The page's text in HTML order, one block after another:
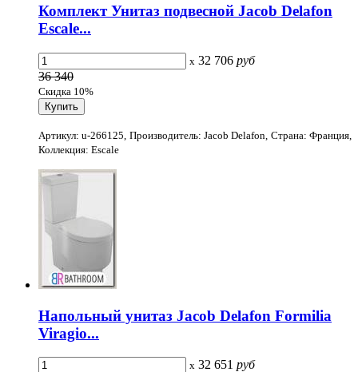
Комплект Унитаз подвесной Jacob Delafon
Escale...
x 32 706 руб
36 340
Скидка 10%
Артикул: u-266125, Производитель: Jacob Delafon, Страна: Франция,
Коллекция: Escale
Напольный унитаз Jacob Delafon Formilia
Viragio...
x 32 651 руб